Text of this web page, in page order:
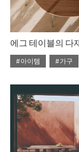
#아이템
#가구